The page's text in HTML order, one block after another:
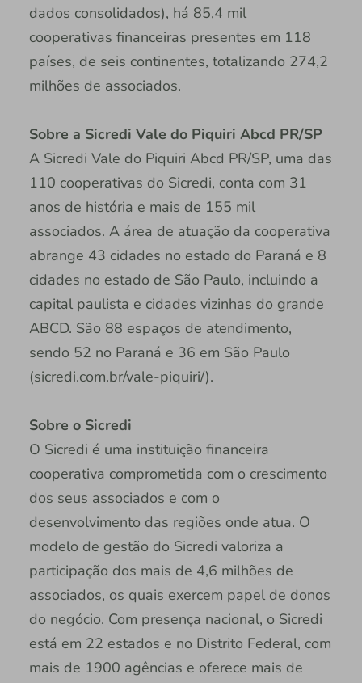
dados consolidados), há 85,4 mil
cooperativas financeiras presentes em 118
países, de seis continentes, totalizando 274,2
milhões de associados.
Sobre a Sicredi Vale do Piquiri Abcd PR/SP
A Sicredi Vale do Piquiri Abcd PR/SP, uma das
110 cooperativas do Sicredi, conta com 31
anos de história e mais de 155 mil
associados. A área de atuação da cooperativa
abrange 43 cidades no estado do Paraná e 8
cidades no estado de São Paulo, incluindo a
capital paulista e cidades vizinhas do grande
ABCD. São 88 espaços de atendimento,
sendo 52 no Paraná e 36 em São Paulo
(sicredi.com.br/vale-piquiri/).
Sobre o Sicredi
O Sicredi é uma instituição financeira
cooperativa comprometida com o crescimento
dos seus associados e com o
desenvolvimento das regiões onde atua. O
modelo de gestão do Sicredi valoriza a
participação dos mais de 4,6 milhões de
associados, os quais exercem papel de donos
do negócio. Com presença nacional, o Sicredi
está em 22 estados e no Distrito Federal, com
mais de 1900 agências e oferece mais de